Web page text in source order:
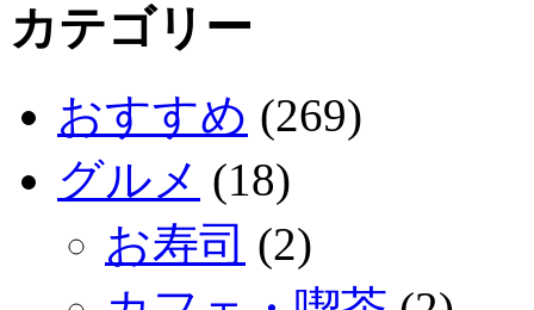
カテゴリー
おすすめ (269)
グルメ (18)
お寿司 (2)